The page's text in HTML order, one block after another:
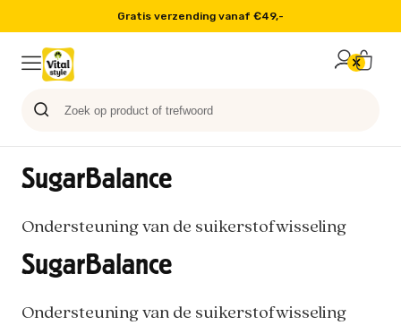
Gratis verzending vanaf €49,-
Probeer nu
SugarBalance
Ondersteuning van de suikerstofwisseling
SugarBalance
Ondersteuning van de suikerstofwisseling